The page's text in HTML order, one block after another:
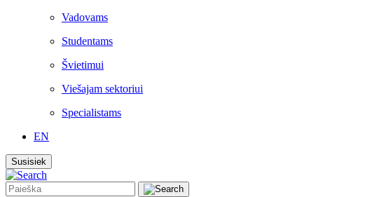
Vadovams
Studentams
Švietimui
Viešajam sektoriui
Specialistams
EN
Susisiek